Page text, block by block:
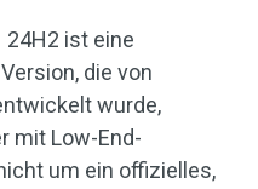
24H2 ist eine
die von
wurde,
mit Low-End-
um ein offizielles,